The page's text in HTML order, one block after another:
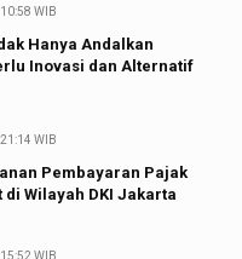
WIB
Hanya Andalkan
Inovasi dan Alternatif
WIB
Pembayaran Pajak
di Wilayah DKI Jakarta
WIB